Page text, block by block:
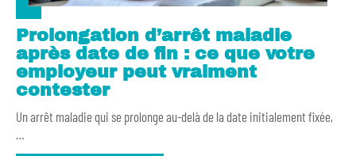
Prolongation d’arrêt maladie
après date de fin : ce que votre
employeur peut vraiment
contester
Un arrêt maladie qui se prolonge au-delà de la date initialement fixée,
…